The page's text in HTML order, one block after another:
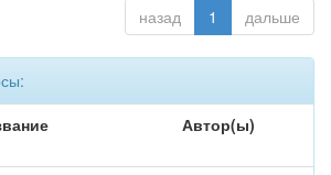
назад 1 дальше
Автор(ы)